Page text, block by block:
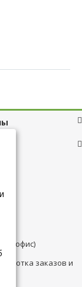
(офис)
заказов и